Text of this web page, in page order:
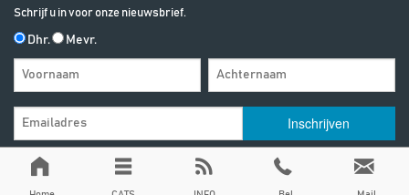
Schrijf u in voor onze nieuwsbrief.
Dhr. Mevr.
Algemene Voorwaarden| | Alle vermelde prijzen zijn exclusief btw, tenzij
anders vermeld
Privacy & Disclaimer